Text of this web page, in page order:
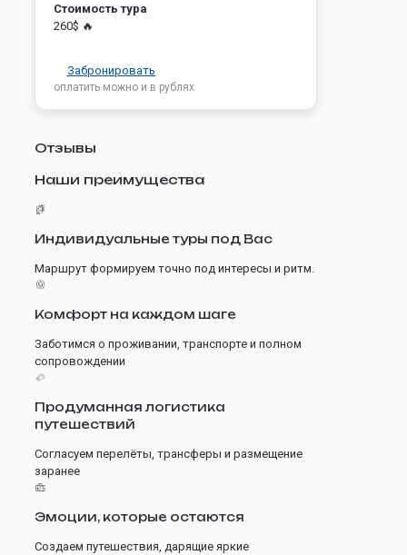
Стоимость тура
260$ 🔥
Забронировать
оплатить можно и в рублях
Отзывы
Наши преимущества
Индивидуальные туры под Вас
Маршрут формируем точно под интересы и ритм.
Комфорт на каждом шаге
Заботимся о проживании, транспорте и полном
сопровождении
Продуманная логистика
путешествий
Согласуем перелёты, трансферы и размещение
заранее
Эмоции, которые остаются
Создаем путешествия, дарящие яркие